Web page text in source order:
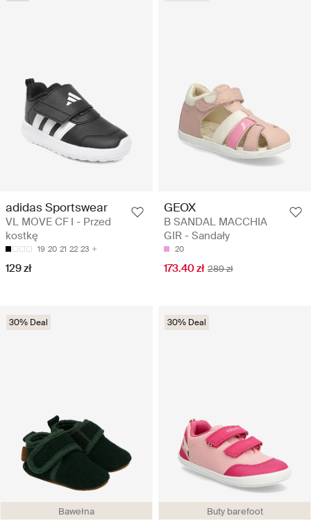
adidas Sportswear
VL MOVE CF I - Przed
kostkę
19 20 21 22 23
129 zł
GEOX
B SANDAL MACCHIA
GIR - Sandały
20
173.40 zł 289 zł
Bawełna
30% Deal
Buty barefoot
30% Deal